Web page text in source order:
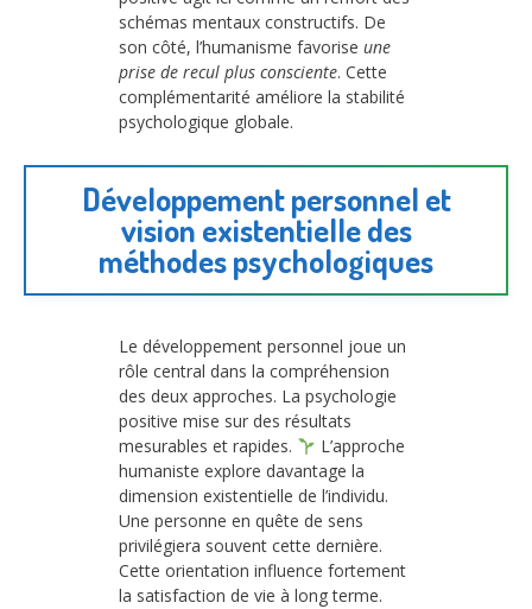
schémas mentaux constructifs. De
son côté, l’humanisme favorise une
prise de recul plus consciente. Cette
complémentarité améliore la stabilité
psychologique globale.
Développement personnel et
vision existentielle des
méthodes psychologiques
Le développement personnel joue un
rôle central dans la compréhension
des deux approches. La psychologie
positive mise sur des résultats
mesurables et rapides.
L’approche
humaniste explore davantage la
dimension existentielle de l’individu.
Une personne en quête de sens
privilégiera souvent cette dernière.
Cette orientation influence fortement
la satisfaction de vie à long terme.